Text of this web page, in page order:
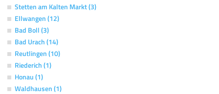
Stetten am Kalten Markt (3)
Ellwangen (12)
Bad Boll (3)
Bad Urach (14)
Reutlingen (10)
Riederich (1)
Honau (1)
Waldhausen (1)